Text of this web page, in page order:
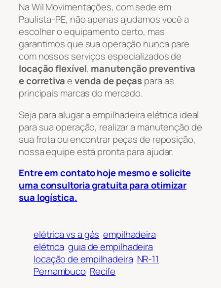
Na Wil Movimentações, com sede em
Paulista-PE, não apenas ajudamos você a
escolher o equipamento certo, mas
garantimos que sua operação nunca pare
com nossos serviços especializados de
locação flexível, manutenção preventiva
e corretivaevenda de peçaspara as
principais marcas do mercado.
Seja para alugar a empilhadeira elétrica ideal
para sua operação, realizar a manutenção de
sua frota ou encontrar peças de reposição,
nossa equipe está pronta para ajudar.
Entre em contato hoje mesmo e solicite
uma consultoria gratuita para otimizar
sua logística.
elétrica vs a gás empilhadeira
elétrica guia de empilhadeira
locação de empilhadeira NR-11
Pernambuco Recife